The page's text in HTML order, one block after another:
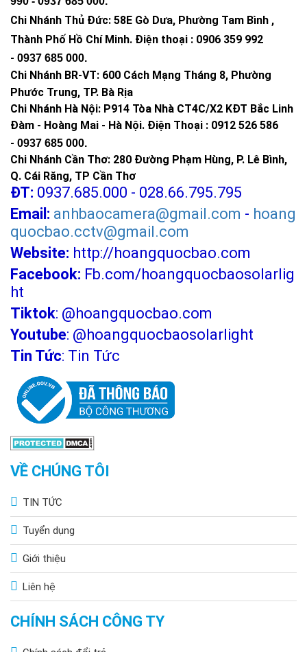
kỳ
Tấm pin: Mô-đun PV đơn tinh thể 18V 100W
Chiều cao lắp đặt: 6-7 mét
Chống thấm nước:
Thời gian sạc: 6-8 giờ dưới ánh nắng chói chang
Thời gian chiếu sáng: 12h/đêm, dự phòng trên 3 ngày mưa liên
tục
Vật liệu: Nhôm đúc
Kích thước: 760*290*130mm
Nhiệt độ làm việc: 0℃ to 65℃
CÔNG TY TNHH TM KT HOÀNG QUỐC BẢO
Trụ sở chính: 126 Tân Quý, P.Tân Quý, Q.Tân Phú, TP.HCM
Chi Nhánh Q10: 324 Nhật Tảo, P.6, Q.10, TP.HCM
Chi Nhánh Thủ Đức: 307 Quốc lộ 13 Phường Hiệp Bình Phước ,
Thành Phố Thủ Đức.
Chi Nhánh Đồng Nai: 2394 Quốc Lộ 1K, Phường Hoá An, TP.
Chi Nhánh BR-VT: 477 Cách Mạng Tháng 8, P.Phước Nguyên,
TP. Bà Rịa, Vũng Tàu
Chi Nhánh Hà Nội: P914 Tòa Nhà CT4C/X2 KĐT Bắc Linh Đàm
Chi Nhánh Thủ Đức: 58E Gò Dưa, Phường Tam Bình ,
Thành Phố Hồ Chí Minh. Điện thoại : 0906 359 992
- 0937 685 000.
Chi Nhánh BR-VT: 600 Cách Mạng Tháng 8, Phường
Phước Trung, TP. Bà Rịa
Chi Nhánh Hà Nội: P914 Tòa Nhà CT4C/X2 KĐT Bắc Linh
Đàm - Hoàng Mai - Hà Nội. Điện Thoại : 0912 526 586
- 0937 685 000.
Chi Nhánh Cần Thơ: 280 Đường Phạm Hùng, P. Lê Bình,
Q. Cái Răng, TP Cần Thơ
ĐT: 0937.685.000 - 028.66.795.795
Email: anhbaocamera@gmail.com - hoang
quocbao.cctv@gmail.com
Website: http://hoangquocbao.com
Facebook: Fb.com/hoangquocbaosolarlig
ht
Tiktok: @hoangquocbao.com
Youtube: @hoangquocbaosolarlight
Tin Tức: Tin Tức
VỀ CHÚNG TÔI
TIN TỨC
Tuyển dụng
Giới thiệu
Liên hệ
CHÍNH SÁCH CÔNG TY